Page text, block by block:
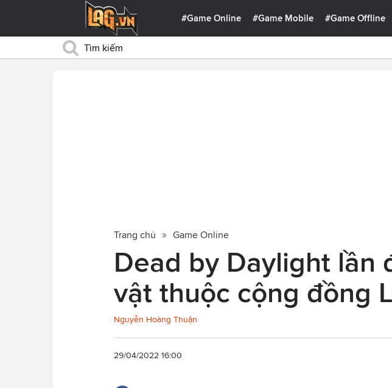
#Game Online #Game Mobile #Game Offline
Trang chủ Game Online
Dead by Daylight lần
vật thuộc cộng đồng
Nguyễn Hoàng Thuận
29/04/2022 16:00